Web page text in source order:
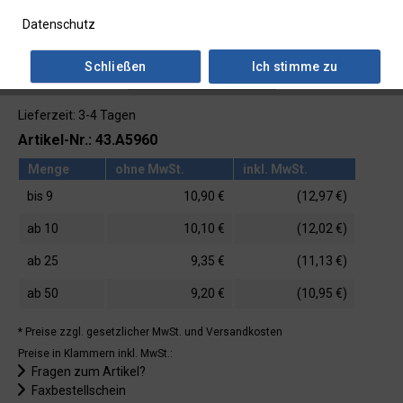
Lieferzeit: 3-4 Tagen
Artikel-Nr.: 43.A5960
Menge ohne MwSt.
inkl. MwSt.
bis 9 10,90 € (12,97 €)
ab 10 10,10 € (12,02 €)
ab 25 9,35 € (11,13 €)
ab 50 9,20 € (10,95 €)
* Preise zzgl. gesetzlicher MwSt. und Versandkosten
Preise in Klammern inkl. MwSt.:
Fragen zum Artikel?
Faxbestellschein
Datenschutz
Ich stimme zu
Schließen